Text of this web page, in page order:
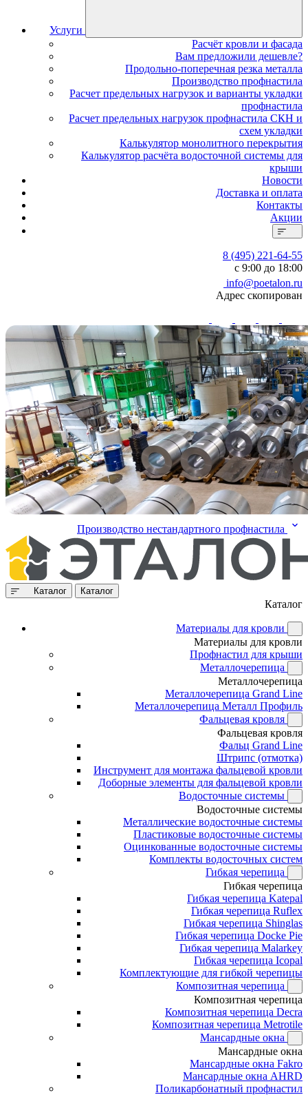
Услуги
Расчёт кровли и фасада
Вам предложили дешевле?
Продольно-поперечная резка металла
Производство профнастила
Расчет предельных нагрузок и варианты укладки
профнастила
Расчет предельных нагрузок профнастила СКН и
схем укладки
Калькулятор монолитного перекрытия
Калькулятор расчёта водосточной системы для
крыши
Новости
Доставка и оплата
Контакты
Акции
8 (495) 221-64-55
с 9:00 до 18:00
info@poetalon.ru
Адрес скопирован
Производство нестандартного профнастила
Каталог Каталог
Каталог
Материалы для кровли
Материалы для кровли
Профнастил для крыши
Металлочерепица
Металлочерепица
Металлочерепица Grand Line
Металлочерепица Металл Профиль
Фальцевая кровля
Фальцевая кровля
Фальц Grand Line
Штрипс (отмотка)
Инструмент для монтажа фальцевой кровли
Доборные элементы для фальцевой кровли
Водосточные системы
Водосточные системы
Металлические водосточные системы
Пластиковые водосточные системы
Оцинкованные водосточные системы
Комплекты водосточных систем
Гибкая черепица
Гибкая черепица
Гибкая черепица Katepal
Гибкая черепица Ruflex
Гибкая черепица Shinglas
Гибкая черепица Docke Pie
Гибкая черепица Malarkey
Гибкая черепица Icopal
Комплектующие для гибкой черепицы
Композитная черепица
Композитная черепица
Композитная черепица Decra
Композитная черепица Metrotile
Мансардные окна
Мансардные окна
Мансардные окна Fakro
Мансардные окна AHRD
Поликарбонатный профнастил